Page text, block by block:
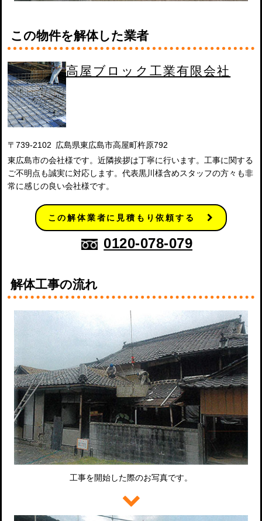
この物件を解体した業者
高屋ブロック工業有限会社
〒739-2102 広島県東広島市高屋町杵原792
東広島市の会社様です。近隣挨拶は丁寧に行います。工事に関する
ご不明点も誠実に対応します。代表黒川様含めスタッフの方々も非
常に感じの良い会社様です。
この解体業者に見積もり依頼する
0120-078-079
解体工事の流れ
工事を開始した際のお写真です。